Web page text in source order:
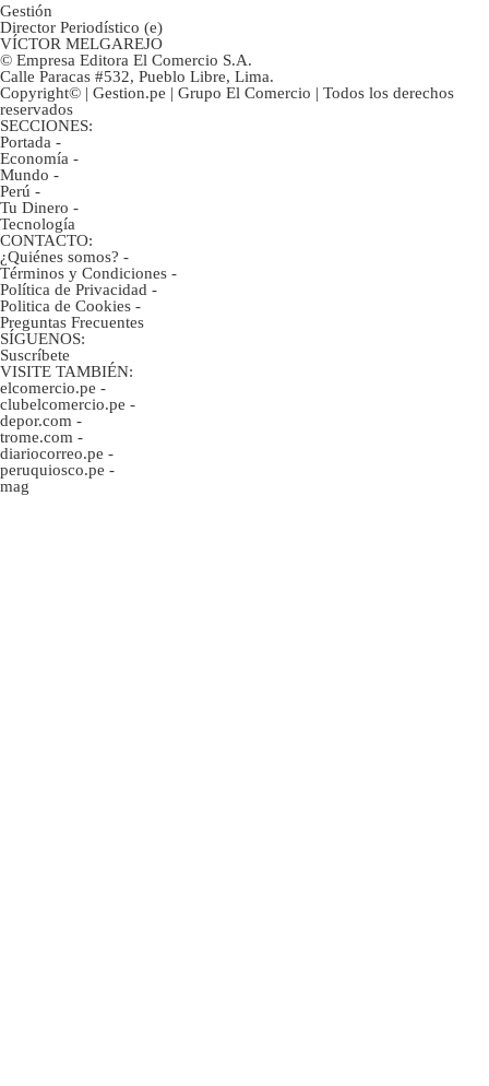
Gestión
Director Periodístico (e)
VÍCTOR MELGAREJO
© Empresa Editora El Comercio S.A.
Calle Paracas #532, Pueblo Libre, Lima.
Copyright© | Gestion.pe | Grupo El Comercio | Todos los derechos
reservados
SECCIONES:
Portada -
Economía -
Mundo -
Perú -
Tu Dinero -
Tecnología
CONTACTO:
¿Quiénes somos? -
Términos y Condiciones -
Política de Privacidad -
Politica de Cookies -
Preguntas Frecuentes
SÍGUENOS:
Suscríbete
VISITE TAMBIÉN:
elcomercio.pe -
clubelcomercio.pe -
depor.com -
trome.com -
diariocorreo.pe -
peruquiosco.pe -
mag